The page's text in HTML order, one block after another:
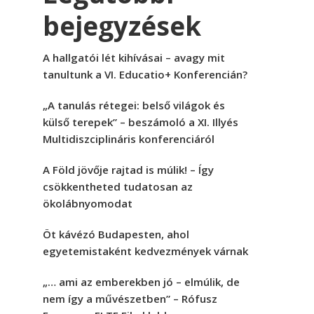
bejegyzések
A hallgatói lét kihívásai – avagy mit
tanultunk a VI. Educatio+ Konferencián?
„A tanulás rétegei: belső világok és
külső terepek” – beszámoló a XI. Illyés
Multidiszciplináris konferenciáról
A Föld jövője rajtad is múlik! – Így
csökkentheted tudatosan az
ökolábnyomodat
Öt kávézó Budapesten, ahol
egyetemistaként kedvezmények várnak
„… ami az emberekben jó – elmúlik, de
nem így a művészetben” – Rófusz